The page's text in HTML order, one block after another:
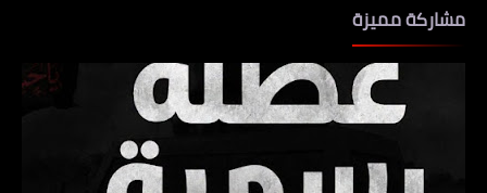
مشاركة مميزة